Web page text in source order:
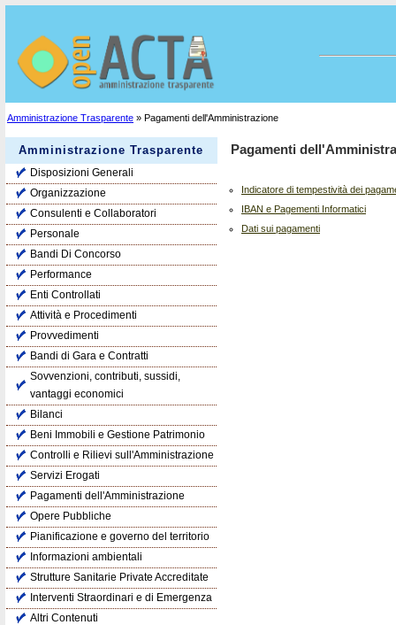
Amministrazione Trasparente » Pagamenti dell'Amministrazione
Pagamenti
Indicatore di tempestività dei
IBAN e Pagementi Informatici
Dati sui pagamenti
Amministrazione Trasparente
Disposizioni Generali
Organizzazione
Consulenti e Collaboratori
Personale
Bandi Di Concorso
Performance
Enti Controllati
Attività e Procedimenti
Provvedimenti
Bandi di Gara e Contratti
Sovvenzioni, contributi, sussidi,
vantaggi economici
Bilanci
Beni Immobili e Gestione Patrimonio
Controlli e Rilievi sull'Amministrazione
Servizi Erogati
Pagamenti dell'Amministrazione
Opere Pubbliche
Pianificazione e governo del territorio
Informazioni ambientali
Strutture Sanitarie Private Accreditate
Interventi Straordinari e di Emergenza
Altri Contenuti